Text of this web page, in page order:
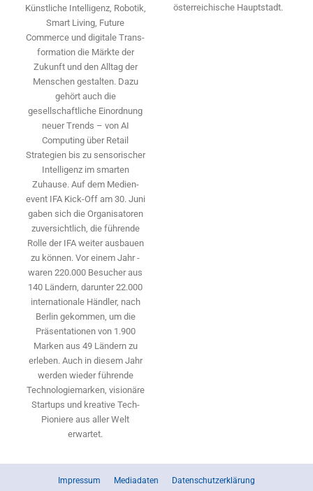
Künstliche Intelligenz, Robotik,
Smart Living, Future
Commerce und digitale Trans­
formation die Märkte der
Zukunft und den Alltag der
Menschen gestalten. Dazu
gehört auch die
gesellschaftliche Einordnung
neuer Trends – von AI
Computing über Retail
Strategien bis zu sensorischer
Intelligenz im smarten
Zuhause. Auf dem Medien­
event IFA Kick-Off am 30. Juni
gaben sich die Organisatoren
zuversichtlich, die führende
Rolle der IFA weiter ausbauen
zu können. Vor einem Jahr ­
waren 220.000 Besucher aus
140 ­Ländern, ­darunter 22.000
internationale Händler, nach
Berlin gekommen, um die
Präsen­tationen von 1.900
Marken aus 49 Ländern zu
erleben. Auch in diesem Jahr
werden wieder führende
Technologiemarken, visionäre
Startups und ­kreative Tech-
Pioniere aus aller Welt
erwartet.
österreichische Hauptstadt.
Impressum Mediadaten Datenschutzerklärung